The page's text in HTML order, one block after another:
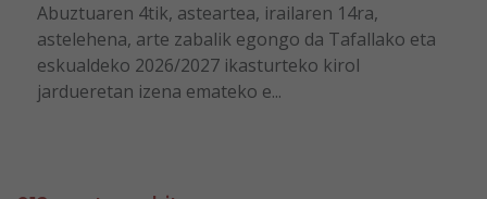
Abuztuaren 4tik, asteartea, irailaren 14ra,
astelehena, arte zabalik egongo da Tafallako eta
eskualdeko 2026/2027 ikasturteko kirol
jardueretan izena emateko e...